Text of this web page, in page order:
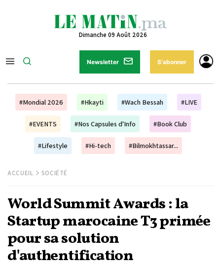
Dimanche 09 Août 2026
Newsletter S'abonner
#Mondial 2026 #Hkayti #Wach Bessah #LIVE
#EVENTS #Nos Capsules d'Info #Book Club
#Lifestyle #Hi-tech #Bilmokhtassar...
ACCUEIL SOCIÉTÉ
World Summit Awards : la
Startup marocaine T3 primée
pour sa solution
d'authentification